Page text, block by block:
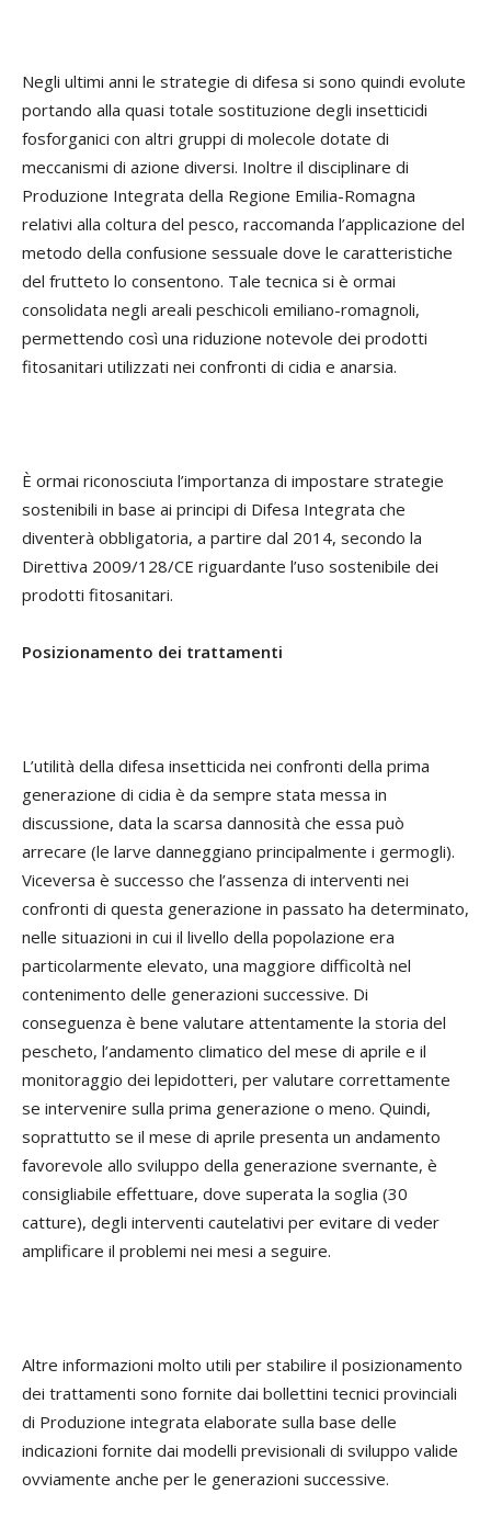
Negli ultimi anni le strategie di difesa si sono quindi evolute
portando alla quasi totale sostituzione degli insetticidi
fosforganici con altri gruppi di molecole dotate di
meccanismi di azione diversi. Inoltre il disciplinare di
Produzione Integrata della Regione Emilia-Romagna
relativi alla coltura del pesco, raccomanda l’applicazione del
metodo della confusione sessuale dove le caratteristiche
del frutteto lo consentono. Tale tecnica si è ormai
consolidata negli areali peschicoli emiliano-romagnoli,
permettendo così una riduzione notevole dei prodotti
fitosanitari utilizzati nei confronti di cidia e anarsia.
È ormai riconosciuta l’importanza di impostare strategie
sostenibili in base ai principi di Difesa Integrata che
diventerà obbligatoria, a partire dal 2014, secondo la
Direttiva 2009/128/CE riguardante l’uso sostenibile dei
prodotti fitosanitari.
Posizionamento dei trattamenti
L’utilità della difesa insetticida nei confronti della prima
generazione di cidia è da sempre stata messa in
discussione, data la scarsa dannosità che essa può
arrecare (le larve danneggiano principalmente i germogli).
Viceversa è successo che l’assenza di interventi nei
confronti di questa generazione in passato ha determinato,
nelle situazioni in cui il livello della popolazione era
particolarmente elevato, una maggiore difficoltà nel
contenimento delle generazioni successive. Di
conseguenza è bene valutare attentamente la storia del
pescheto, l’andamento climatico del mese di aprile e il
monitoraggio dei lepidotteri, per valutare correttamente
se intervenire sulla prima generazione o meno. Quindi,
soprattutto se il mese di aprile presenta un andamento
favorevole allo sviluppo della generazione svernante, è
consigliabile effettuare, dove superata la soglia (30
catture), degli interventi cautelativi per evitare di veder
amplificare il problemi nei mesi a seguire.
Altre informazioni molto utili per stabilire il posizionamento
dei trattamenti sono fornite dai bollettini tecnici provinciali
di Produzione integrata elaborate sulla base delle
indicazioni fornite dai modelli previsionali di sviluppo valide
ovviamente anche per le generazioni successive.